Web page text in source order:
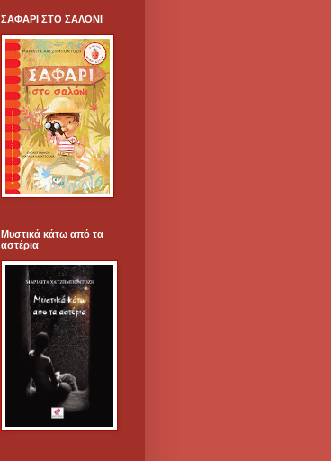
ΣΑΦΑΡΙ ΣΤΟ ΣΑΛΟΝΙ
Μυστικά κάτω από τα
αστέρια